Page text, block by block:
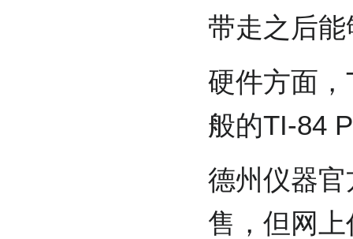
带走之后
硬件方面
般的TI-84
德州仪器
售，但网